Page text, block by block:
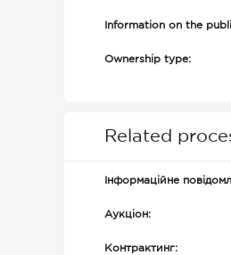
Information on the
Ownership type:
Related
Інформаційне
Аукціон:
Контрактинг: